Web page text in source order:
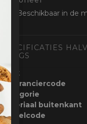
Beschikbaar in de
SPECIFICATIES
LONGS
Merk
Leveranciercode
Categorie
Materiaal buitenkant
Bestelcode